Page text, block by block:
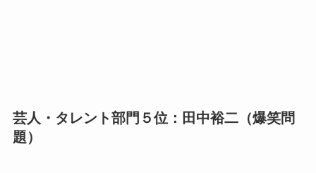
芸人・タレント部門５位：田中裕二（爆笑問
題）